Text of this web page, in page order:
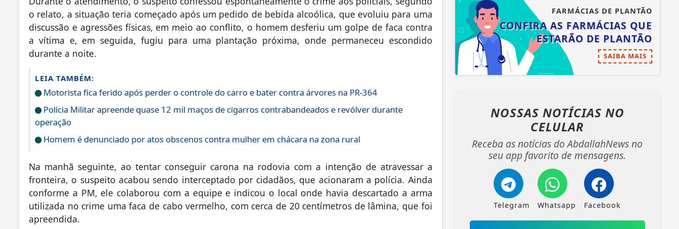
o relato, a situação teria começado após um pedido de bebida alcoólica, que evoluiu para uma
discussão e agressões físicas, em meio ao conflito, o homem desferiu um golpe de faca contra
a vítima e, em seguida, fugiu para uma plantação próxima, onde permaneceu escondido
durante a noite.
LEIA TAMBÉM:
Motorista fica ferido após perder o controle do carro e bater contra árvores na PR-364
Polícia Militar apreende quase 12 mil maços de cigarros contrabandeados e revólver durante
operação
Homem é denunciado por atos obscenos contra mulher em chácara na zona rural
Na manhã seguinte, ao tentar conseguir carona na rodovia com a intenção de atravessar a
fronteira, o suspeito acabou sendo interceptado por cidadãos, que acionaram a polícia. Ainda
conforme a PM, ele colaborou com a equipe e indicou o local onde havia descartado a arma
utilizada no crime uma faca de cabo vermelho, com cerca de 20 centímetros de lâmina, que foi
apreendida.
FARMÁCIAS DE PLANTÃO
CONFIRA AS FARMÁCIAS QUE
ESTARÃO DE PLANTÃO
SAIBA MAIS
NOSSAS NOTÍCIAS NO
CELULAR
Receba as notícias do AbdallahNews no
seu app favorito de mensagens.
Telegram Whatsapp Facebook